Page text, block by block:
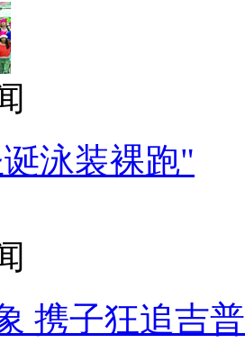
泳装裸跑"
携子狂追吉